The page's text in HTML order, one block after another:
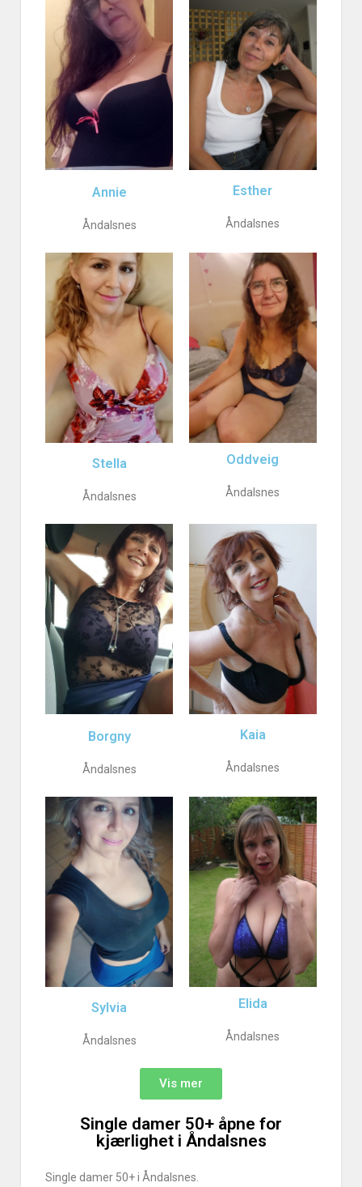
Annie
Åndalsnes
Esther
Åndalsnes
Stella
Åndalsnes
Oddveig
Åndalsnes
Borgny
Åndalsnes
Kaia
Åndalsnes
Sylvia
Åndalsnes
Elida
Åndalsnes
Vis mer
Single damer 50+ åpne for
kjærlighet i Åndalsnes
Single damer 50+ i Åndalsnes.